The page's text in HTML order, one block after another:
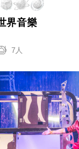
界音樂
7人